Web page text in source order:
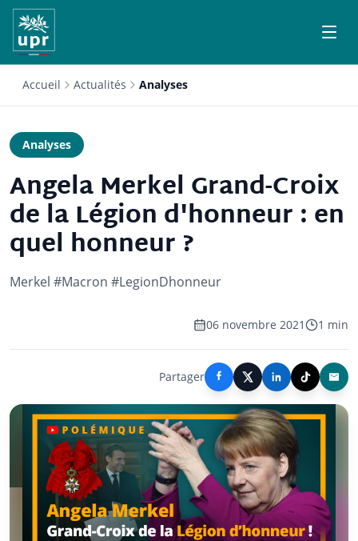
Accueil Actualités Analyses
Analyses
Angela Merkel Grand-Croix
de la Légion d'honneur : en
quel honneur ?
Merkel #Macron #LegionDhonneur
06 novembre 2021 1 min
Partager